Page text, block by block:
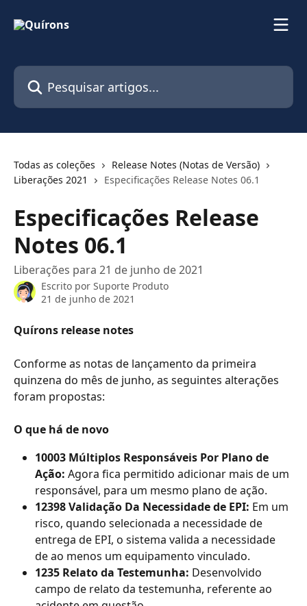
Pesquisar artigos...
Todas as coleções
Release Notes (Notas de Versão)
Liberações 2021
Especificações Release Notes 06.1
Especificações Release
Notes 06.1
Liberações para 21 de junho de 2021
Escrito por Suporte Produto
21 de junho de 2021
Quírons release notes
Conforme as notas de lançamento da primeira
quinzena do mês de junho, as seguintes alterações
foram propostas:
O que há de novo
10003 Múltiplos Responsáveis Por Plano de
Ação: Agora fica permitido adicionar mais de um
responsável, para um mesmo plano de ação.
12398 Validação Da Necessidade de EPI: Em um
risco, quando selecionada a necessidade de
entrega de EPI, o sistema valida a necessidade
de ao menos um equipamento vinculado.
1235 Relato da Testemunha: Desenvolvido
campo de relato da testemunha, referente ao